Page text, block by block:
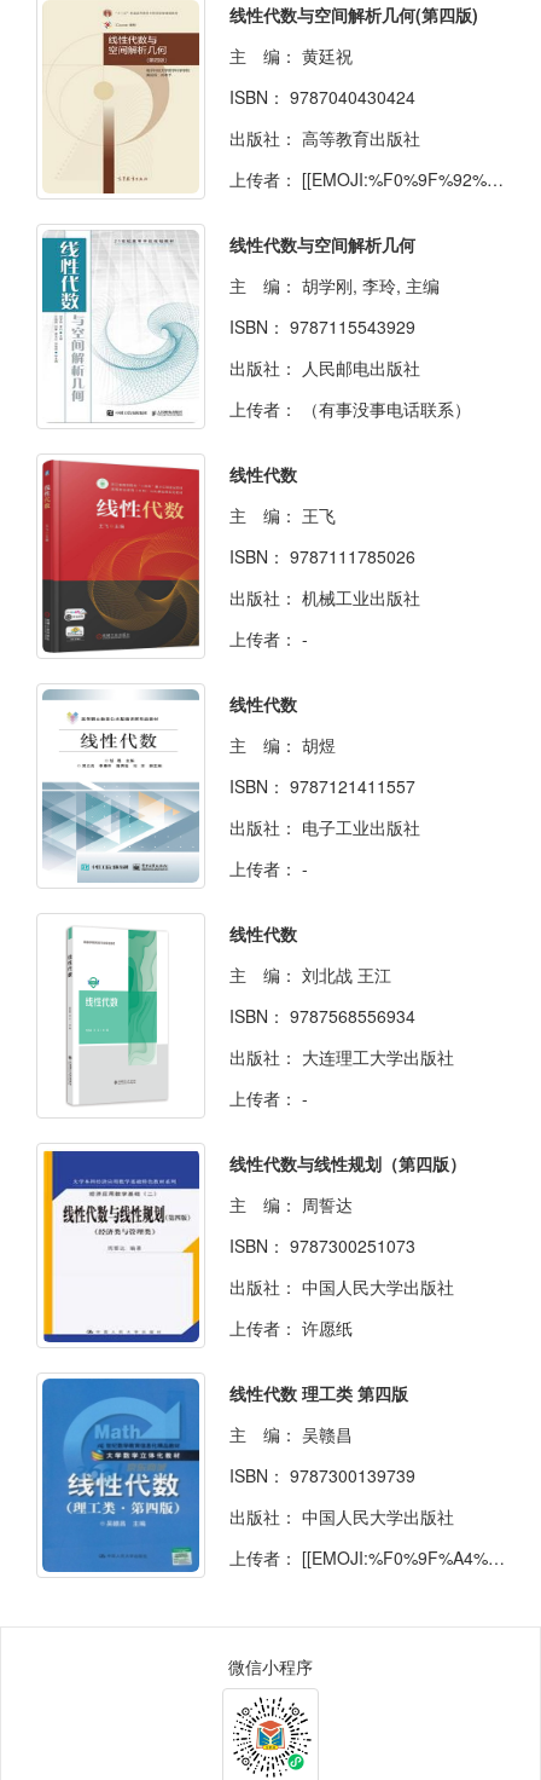
线性代数与空间解析几何(第四版)
主 编： 黄廷祝
ISBN： 9787040430424
出版社： 高等教育出版社
上传者： [[EMOJI:%F0%9F%92%B0]]
线性代数与空间解析几何
主 编： 胡学刚, 李玲, 主编
ISBN： 9787115543929
出版社： 人民邮电出版社
上传者：
（有事没事电话联系）
线性代数
主 编： 王飞
ISBN： 9787111785026
出版社： 机械工业出版社
上传者： -
线性代数
主 编： 胡煜
ISBN： 9787121411557
出版社： 电子工业出版社
上传者： -
线性代数
主 编： 刘北战 王江
ISBN： 9787568556934
出版社： 大连理工大学出版社
上传者： -
线性代数与线性规划（第四版）
主 编： 周誓达
ISBN： 9787300251073
出版社： 中国人民大学出版社
上传者： 许愿纸
线性代数 理工类 第四版
主 编： 吴赣昌
ISBN： 9787300139739
出版社： 中国人民大学出版社
上传者： [[EMOJI:%F0%9F%A4%A8]]
微信小程序